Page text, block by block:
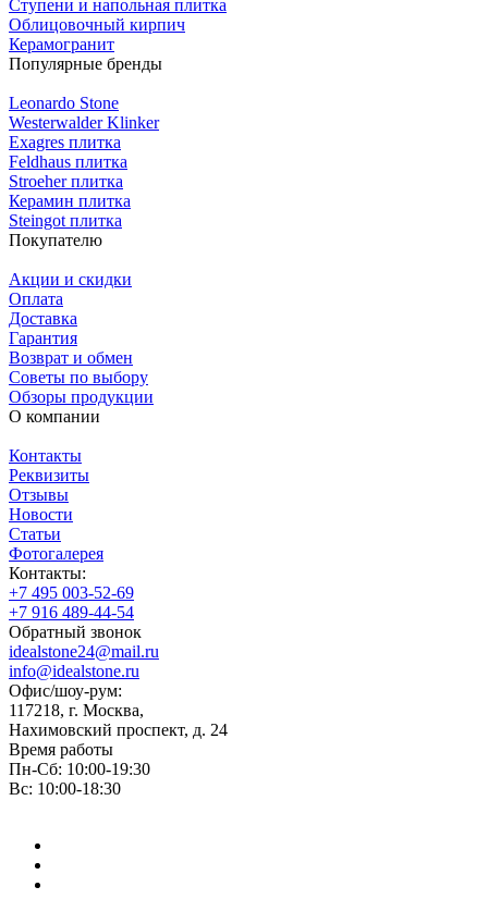
Ступени и напольная плитка
Облицовочный кирпич
Керамогранит
Популярные бренды
Leonardo Stone
Westerwalder Klinker
Exagres плитка
Feldhaus плитка
Stroeher плитка
Керамин плитка
Steingot плитка
Покупателю
Акции и скидки
Оплата
Доставка
Гарантия
Возврат и обмен
Советы по выбору
Обзоры продукции
О компании
Контакты
Реквизиты
Отзывы
Новости
Статьи
Фотогалерея
Контакты:
+7 495 003-52-69
+7 916 489-44-54
Обратный звонок
idealstone24@mail.ru
info@idealstone.ru
Офис/шоу-рум:
117218, г. Москва,
Нахимовский проспект, д. 24
Время работы
Пн-Сб: 10:00-19:30
Вс: 10:00-18:30